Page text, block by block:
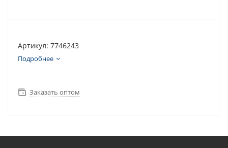
Артикул: 7746243
Подробнее
Заказать оптом